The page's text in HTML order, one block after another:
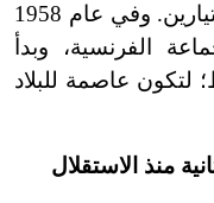
مختار ولد دادة في التوفيق بين التيارين. وفي عام 1958
الفرنسية، وبدأ
لتكون عاصمة للبلاد
منذ الاستقلال